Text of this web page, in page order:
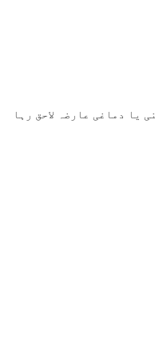
دماغی عارضہ لاحق رہا